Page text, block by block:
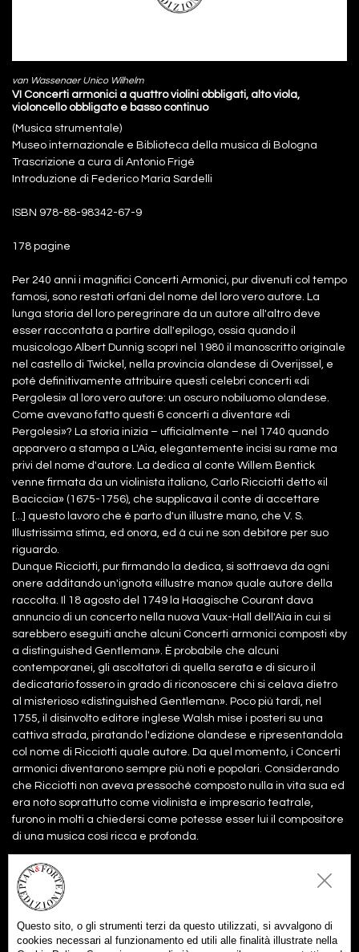
van Wassenaer Unico Wilhelm
VI Concerti armonici a quattro violini obbligati, alto viola,
violoncello obbligato e basso continuo
(Musica strumentale)
Museo internazionale e Biblioteca della musica di Bologna
Trascrizione a cura di Antonio Frigé
Introduzione di Federico Maria Sardelli
ISBN 978-88-98342-67-9
178 pagine
Per 240 anni i magnifici Concerti Armonici, pur divenuti col tempo
famosi, sono restati orfani del nome del loro vero autore. La
lunga storia del loro peregrinare da un autore all'altro deve
esser raccontata a partire dall'epilogo, ossia quando il
musicologo Albert Dunnig scoprì nel 1980 il manoscritto originale
nel castello di Twickel, nella provincia olandese di Overijssel, e
poté definitivamente attribuire questi celebri concerti «di
Pergolesi» al loro vero autore: un oscuro nobiluomo olandese.
Come avevano fatto questi 6 concerti a diventare «di
Pergolesi»? La storia inizia – ufficialmente – nel 1740 quando
apparvero a stampa a L'Aia, elegantemente incisi su rame ma
privi del nome d'autore. La dedica al conte Willem Bentick
venne firmata da un violinista italiano, Carlo Ricciotti detto «il
Baciccia» (1675-1756), che supplicava il conte di accettare
[...] questo lavoro che è parto d'un illustre mano, che V. S.
Illustrissima stima, ed onora, ed à cui ne son debitore per suo
riguardo.
Dunque Ricciotti, pur firmando la dedica, si sottraeva da ogni
onere additando un'ignota «illustre mano» quale autore della
raccolta. Il 18 agosto del 1749 la Haagische Courant dava
annuncio di un concerto nella nuova Vaux-Hall dell'Aia in cui si
sarebbero eseguiti anche alcuni Concerti armonici composti «by
a distinguished Gentleman». È probabile che alcuni
contemporanei, gli ascoltatori di quella serata e di sicuro il
dedicatario fossero in grado di riconoscere chi si celava dietro
al misterioso «distinguished Gentleman». Poco più tardi, nel
1755, il disinvolto editore inglese Walsh mise i posteri su una
cattiva strada, piratando l'edizione olandese e ripresentandola
col nome di Ricciotti quale autore. Da quel momento, i Concerti
armonici diventarono sempre più noti e popolari. Considerando
che Ricciotti non aveva pressoché composto nulla in vita sua ed
era noto soprattutto come violinista e impresario teatrale,
furono in molti a chiedersi come potesse esser lui il compositore
di una musica così ricca e profonda.
Files:
Partitura
Parti 25,00€ Aggiungi al carrello
Questo sito, o gli strumenti terzi da questo utilizzati, si avvalgono di
cookies necessari al funzionamento ed utili alle finalità illustrate nella